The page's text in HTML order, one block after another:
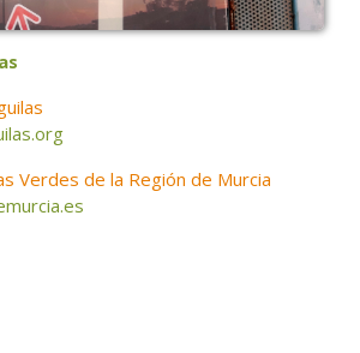
Verdes de la Región de Murcia